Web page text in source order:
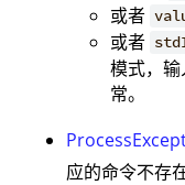
或者
或者
模式，
常。
应的命令不存